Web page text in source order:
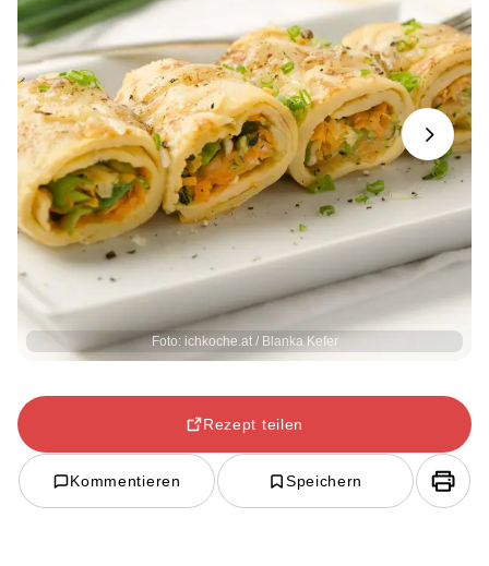
Foto: ichkoche.at / Blanka Kefer
Next
Rezept teilen
Kommentieren Speichern